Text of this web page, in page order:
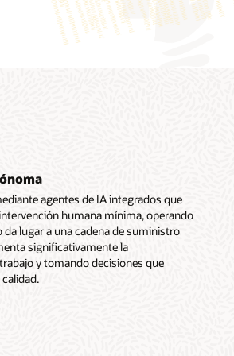
agentes de IA integrados que
humana mínima, operando
lugar a una cadena de suministro
significativamente la
y tomando decisiones que